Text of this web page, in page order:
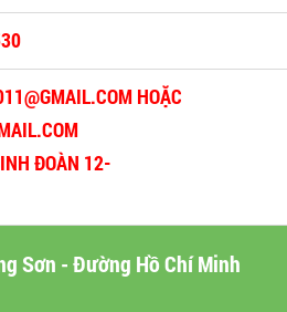
HOẶC
ĐOÀN 12-
Sơn - Đường Hồ Chí Minh